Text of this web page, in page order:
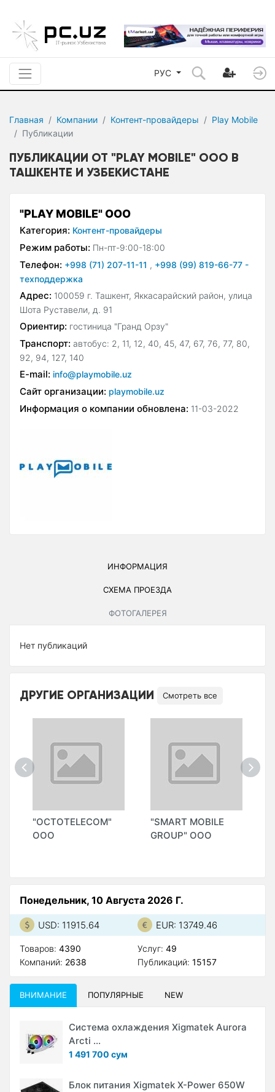
РУС
Главная Компании Контент-провайдеры
Play Mobile
Публикации
ПУБЛИКАЦИИ ОТ "PLAY MOBILE" ООО В
ТАШКЕНТЕ И УЗБЕКИСТАНЕ
"PLAY MOBILE" ООО
Категория: Контент-провайдеры
Режим работы: Пн-пт-9:00-18:00
Телефон: +998 (71) 207-11-11 , +998 (99) 819-66-77 -
техподдержка
Адрес: 100059 г. Ташкент, Яккасарайский район, улица
Шота Руставели, д. 91
Ориентир: гостиница "Гранд Орзу"
Транспорт: автобус: 2, 11, 12, 40, 45, 47, 67, 76, 77, 80,
92, 94, 127, 140
E-mail: info@playmobile.uz
Сайт организации: playmobile.uz
Информация о компании обновлена: 11-03-2022
ИНФОРМАЦИЯ
СХЕМА ПРОЕЗДА
ФОТОГАЛЕРЕЯ
Нет публикаций
ДРУГИЕ ОРГАНИЗАЦИИ Смотреть все
"OCTOTELECOM"
ООО
"SMART MOBILE
GROUP" ООО
Понедельник, 10 Августа 2026 Г.
USD: 11915.64 EUR: 13749.46
Товаров: 4390
Компаний: 2638
Услуг: 49
Публикаций: 15157
ВНИМАНИЕ ПОПУЛЯРНЫЕ NEW
Система охлаждения Xigmatek Aurora
Arcti ...
1 491 700 сум
Блок питания Xigmatek X-Power 650W